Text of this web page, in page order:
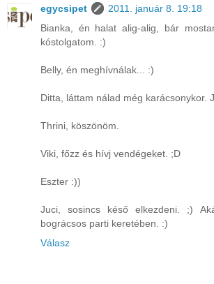
egycsipet
2011. január 8. 19:18
Bianka, én halat alig-alig, bár
kóstolgatom. :)
Belly, én meghívnálak... :)
Ditta, láttam nálad még karácsonykor.
Thrini, köszönöm.
Viki, főzz és hívj vendégeket. ;D
Eszter :))
Juci, sosincs késő elkezdeni. ;)
bográcsos parti keretében. :)
Válasz